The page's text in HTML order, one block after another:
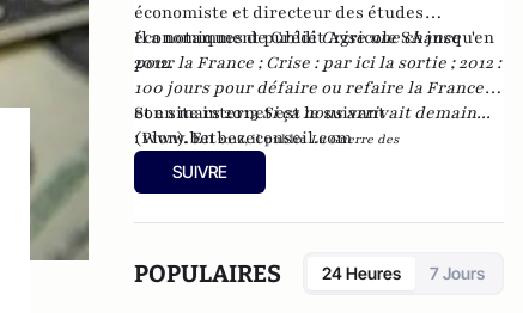
économiste et directeur des études
économiques de Crédit Agricole SA jusqu'en
2012.
Il a notamment publiéCrise une chance
pour la France ;Crise : par ici la sortie ;2012 :
100 jours pour défaire ou refaire la France,
et en mars 2013Si ça nous arrivait demain...
(Plon). En2016, il publieLa Guerre des
Mondialisations
France, ce malade imaginaire" chez le même
Son site internet est le suivant
:www.betbezeconseil.com
SUIVRE
POPULAIRES 24 Heures 7 Jours